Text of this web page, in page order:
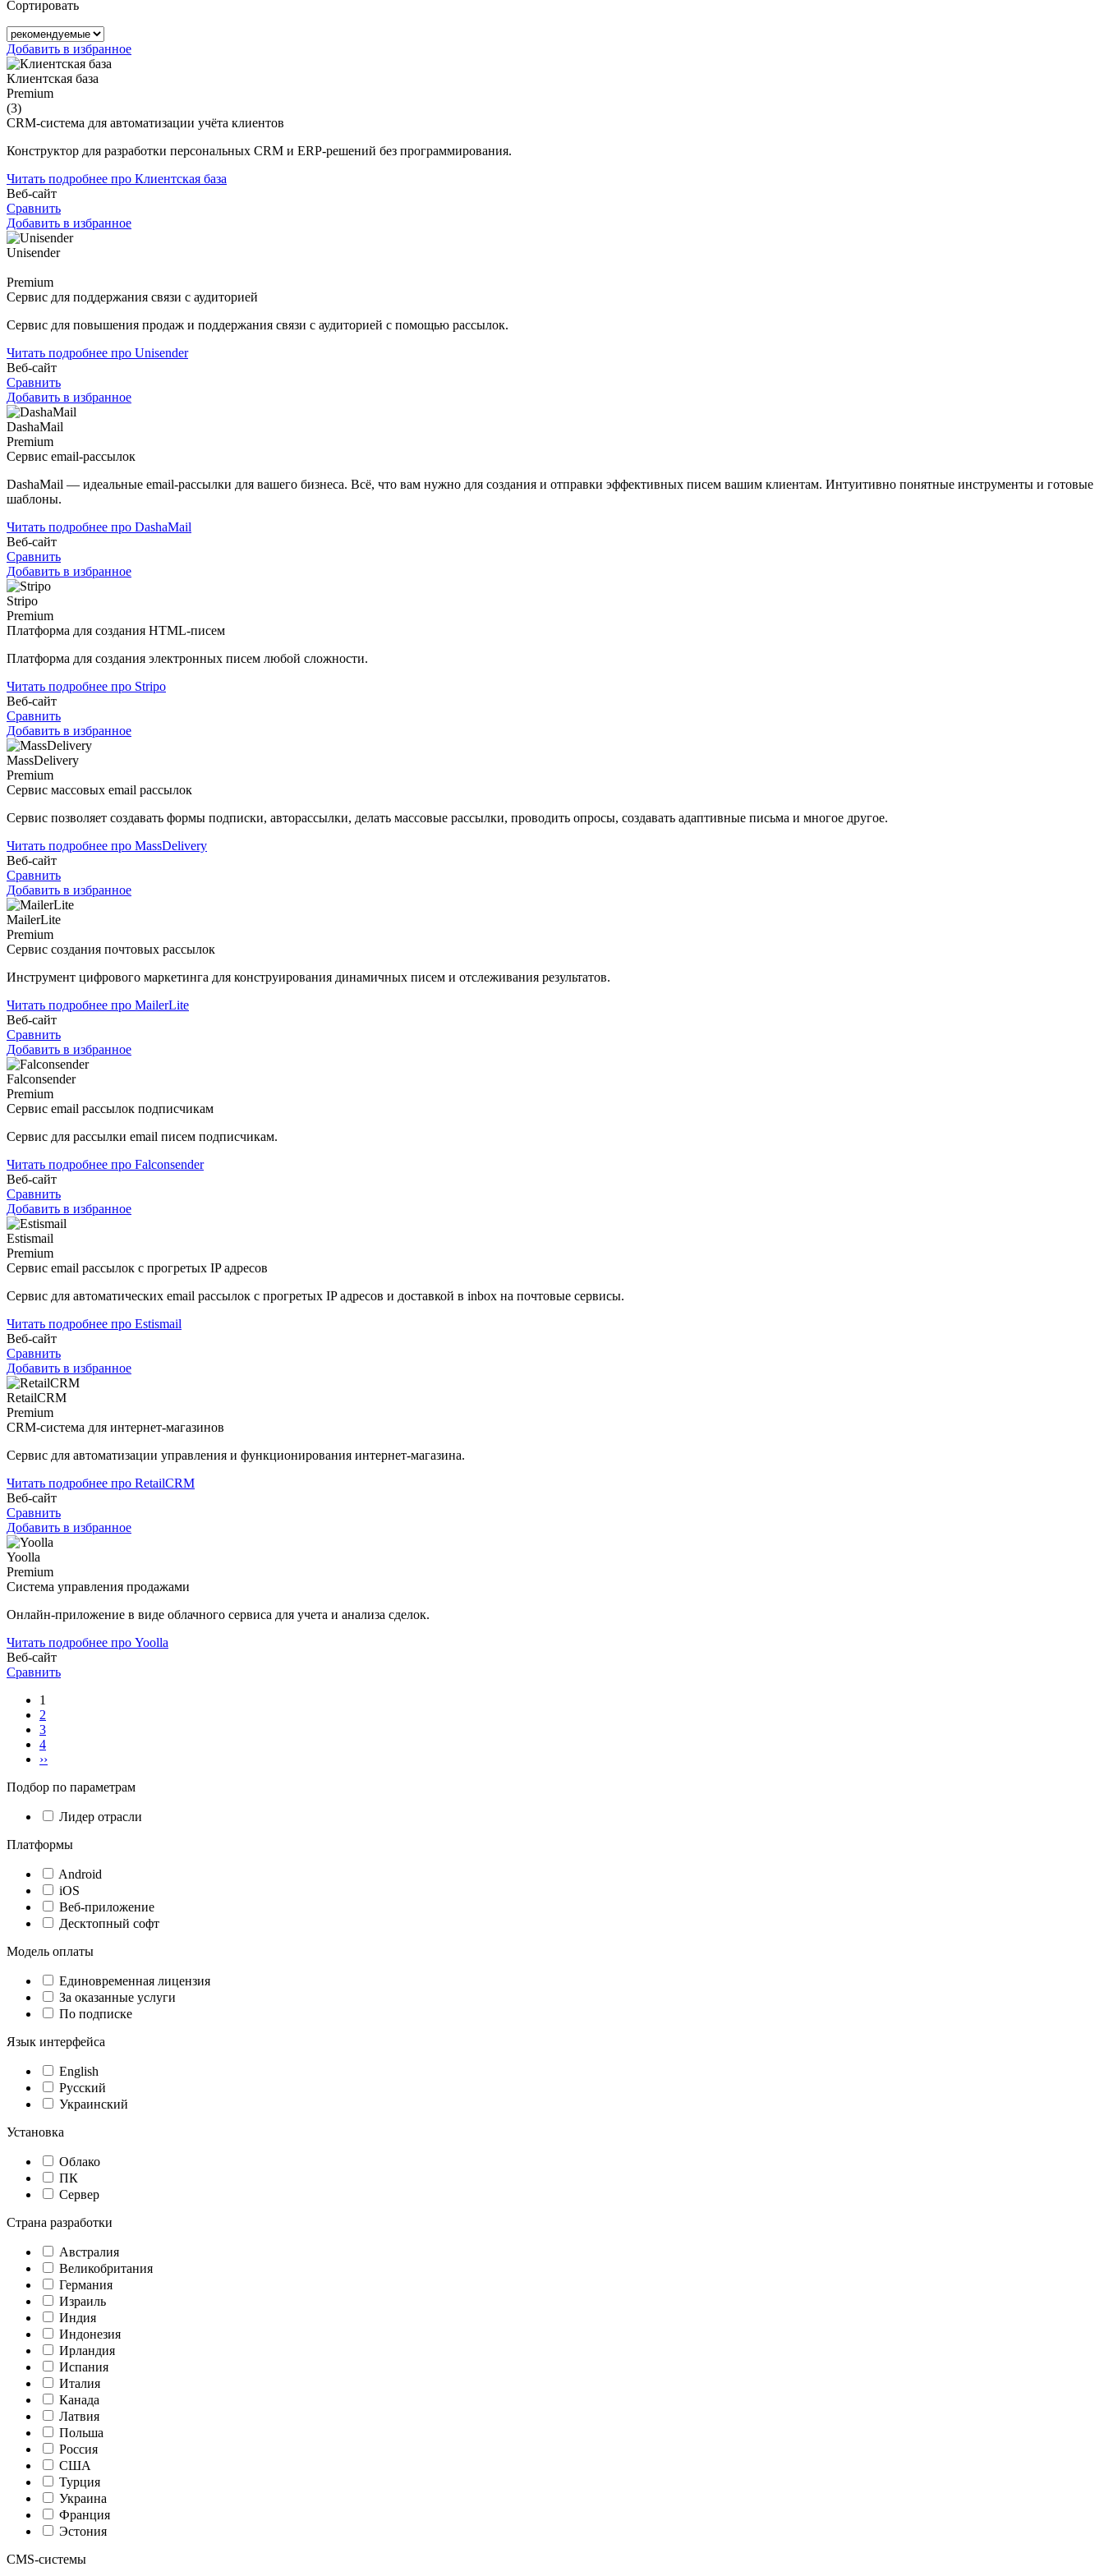
Сортировать
Добавить в избранное
Клиентская база
Premium
(3)
CRM-система для автоматизации учёта клиентов
Конструктор для разработки персональных CRM и ERP-решений без программирования.
Читать подробнее про Клиентская база
Веб-сайт
Сравнить
Добавить в избранное
Unisender
Premium
Сервис для поддержания связи с аудиторией
Сервис для повышения продаж и поддержания связи с аудиторией с помощью рассылок.
Читать подробнее про Unisender
Веб-сайт
Сравнить
Добавить в избранное
DashaMail
Premium
Сервис email-рассылок
DashaMail — идеальные email-рассылки для вашего бизнеса. Всё, что вам нужно для создания и отправки эффективных писем вашим клиентам. Интуитивно понятные инструменты и готовые
шаблоны.
Читать подробнее про DashaMail
Веб-сайт
Сравнить
Добавить в избранное
Stripo
Premium
Платформа для создания HTML-писем
Платформа для создания электронных писем любой сложности.
Читать подробнее про Stripo
Веб-сайт
Сравнить
Добавить в избранное
MassDelivery
Premium
Сервис массовых email рассылок
Сервис позволяет создавать формы подписки, авторассылки, делать массовые рассылки, проводить опросы, создавать адаптивные письма и многое другое.
Читать подробнее про MassDelivery
Веб-сайт
Сравнить
Добавить в избранное
MailerLite
Premium
Сервис создания почтовых рассылок
Инструмент цифрового маркетинга для конструирования динамичных писем и отслеживания результатов.
Читать подробнее про MailerLite
Веб-сайт
Сравнить
Добавить в избранное
Falconsender
Premium
Сервис email рассылок подписчикам
Сервис для рассылки email писем подписчикам.
Читать подробнее про Falconsender
Веб-сайт
Сравнить
Добавить в избранное
Estismail
Premium
Сервис email рассылок с прогретых IP адресов
Сервис для автоматических email рассылок с прогретых IP адресов и доставкой в inbox на почтовые сервисы.
Читать подробнее про Estismail
Веб-сайт
Сравнить
Добавить в избранное
RetailCRM
Premium
CRM-система для интернет-магазинов
Сервис для автоматизации управления и функционирования интернет-магазина.
Читать подробнее про RetailCRM
Веб-сайт
Сравнить
Добавить в избранное
Yoolla
Premium
Система управления продажами
Онлайн-приложение в виде облачного сервиса для учета и анализа сделок.
Читать подробнее про Yoolla
Веб-сайт
Сравнить
1
2
3
4
››
Подбор по параметрам
Лидер отрасли
Платформы
Android
iOS
Веб-приложение
Десктопный софт
Модель оплаты
Единовременная лицензия
За оказанные услуги
По подписке
Язык интерфейса
English
Русский
Украинский
Установка
Облако
ПК
Сервер
Страна разработки
Австралия
Великобритания
Германия
Израиль
Индия
Индонезия
Ирландия
Испания
Италия
Канада
Латвия
Польша
Россия
США
Турция
Украина
Франция
Эстония
CMS-системы